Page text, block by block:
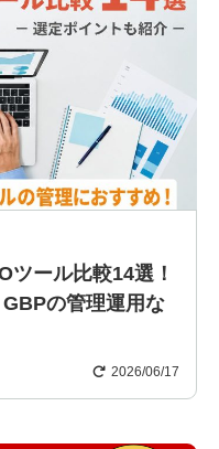
ツール比較14選！
の管理運用な
2026/06/17